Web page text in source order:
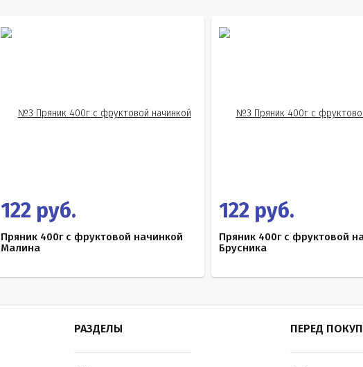
122 руб.
Пряник 400г с фруктовой начинкой
Малина
122 руб.
Пряник 400г с фруктовой
Брусника
РАЗДЕЛЫ ПЕРЕД